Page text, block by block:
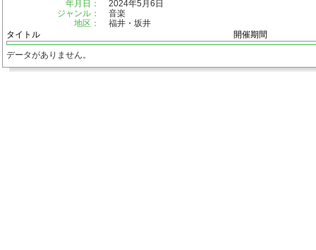
年月日：
2024年5月6日
ジャンル：
音楽
地区：
福井・坂井
タイトル
開催期間
データがありません。